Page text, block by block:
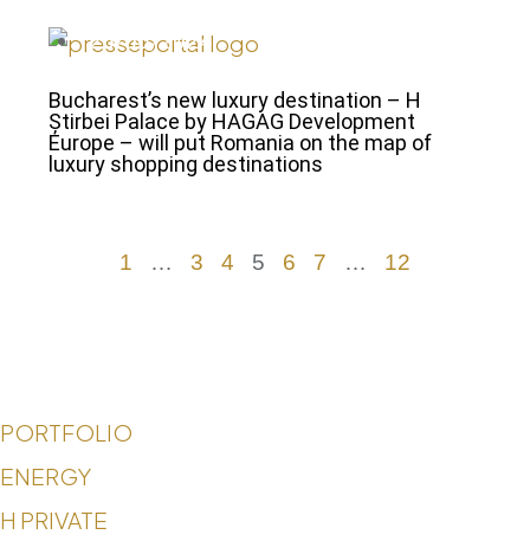
25/06/2024
Bucharest’s new luxury destination – H
Știrbei Palace by HAGAG Development
Europe – will put Romania on the map of
luxury shopping destinations
1 … 3 4 5 6 7 … 12
PORTFOLIO
ENERGY
H PRIVATE